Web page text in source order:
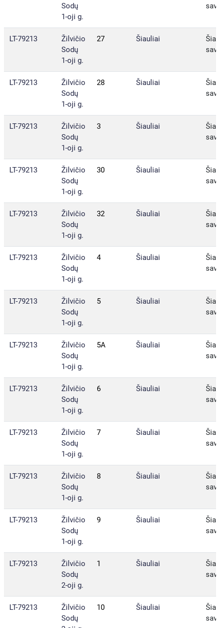
Sodų
1-oji g.
sav.
LT-79213
Žilvičio
Sodų
1-oji g.
27 Šiauliai
sav.
LT-79213
Žilvičio
Sodų
1-oji g.
28 Šiauliai
sav.
LT-79213
Žilvičio
Sodų
1-oji g.
3 Šiauliai
sav.
LT-79213
Žilvičio
Sodų
1-oji g.
30 Šiauliai
sav.
LT-79213
Žilvičio
Sodų
1-oji g.
32 Šiauliai
sav.
LT-79213
Žilvičio
Sodų
1-oji g.
4 Šiauliai
sav.
LT-79213
Žilvičio
Sodų
1-oji g.
5 Šiauliai
sav.
LT-79213
Žilvičio
Sodų
1-oji g.
5A Šiauliai
sav.
LT-79213
Žilvičio
Sodų
1-oji g.
6 Šiauliai
sav.
LT-79213
Žilvičio
Sodų
1-oji g.
7 Šiauliai
sav.
LT-79213
Žilvičio
Sodų
1-oji g.
8 Šiauliai
sav.
LT-79213
Žilvičio
Sodų
1-oji g.
9 Šiauliai
sav.
LT-79213
Žilvičio
Sodų
2-oji g.
1 Šiauliai
sav.
LT-79213
Žilvičio
Sodų
10 Šiauliai
sav.